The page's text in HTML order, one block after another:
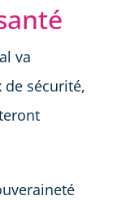
va
de sécurité,